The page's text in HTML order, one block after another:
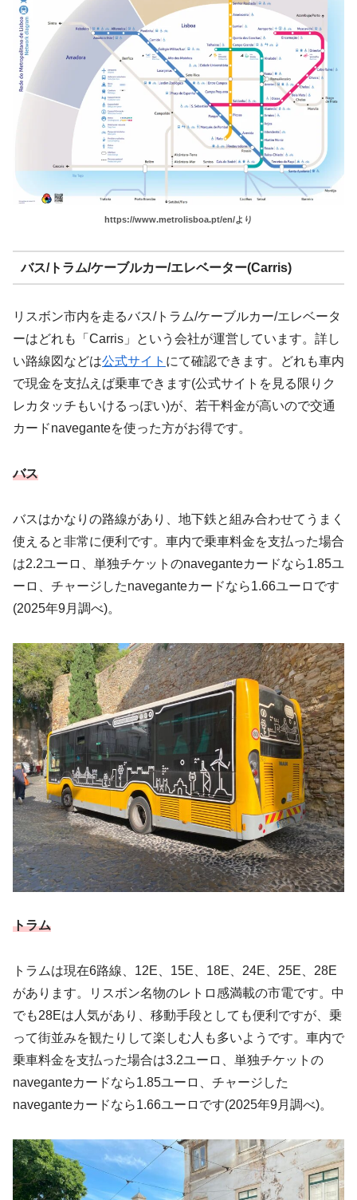
https://www.metrolisboa.pt/en/より
バス/トラム/ケーブルカー/エレベーター(Carris)
リスボン市内を走るバス/トラム/ケーブルカー/エレベータ
ーはどれも「Carris」という会社が運営しています。詳し
い路線図などは公式サイト にて確認できます。どれも車内
で現金を支払えば乗車できます(公式サイトを見る限りク
レカタッチもいけるっぽい)が、若干料金が高いので交通
カードnaveganteを使った方がお得です。
バス
バスはかなりの路線があり、地下鉄と組み合わせてうまく
使えると非常に便利です。車内で乗車料金を支払った場合
は2.2ユーロ、単独チケットのnaveganteカードなら1.85ユ
ーロ、チャージしたnaveganteカードなら1.66ユーロです
(2025年9月調べ)。
トラム
トラムは現在6路線、12E、15E、18E、24E、25E、28E
があります。リスボン名物のレトロ感満載の市電です。中
でも28Eは人気があり、移動手段としても便利ですが、乗
って街並みを観たりして楽しむ人も多いようです。車内で
乗車料金を支払った場合は3.2ユーロ、単独チケットの
naveganteカードなら1.85ユーロ、チャージした
naveganteカードなら1.66ユーロです(2025年9月調べ)。